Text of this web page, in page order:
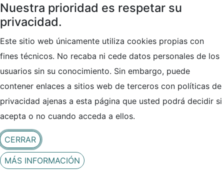
ciberseguridad, extensible a la industria en
general, y la capacitación en competencias
hard y soft que se ofrecen
académicamente.
En este ámbito se ha creado la primera Guía
de perfiles profesionales en ciberseguridad,
que recoge los perfiles más demandados
por las empresas, incluyendo una
descripción de ellos, las competencias que
deben asumir, sus principales funciones o
las certificaciones que se les requieren,
Nuestra prioridad es respetar su
privacidad.
Este sitio web únicamente utiliza cookies propias con
fines técnicos. No recaba ni cede datos personales de los
usuarios sin su conocimiento. Sin embargo, puede
contener enlaces a sitios web de terceros con políticas de
privacidad ajenas a esta página que usted podrá decidir si
acepta o no cuando acceda a ellos.
CERRAR
MÁS INFORMACIÓN